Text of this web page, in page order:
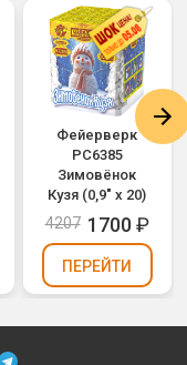
Фейерверк
РС6385
Зимовёнок
Кузя (0,9" х 20)
4207 1700₽
ПЕРЕЙТИ